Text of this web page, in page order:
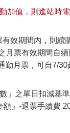
加值，則進站時
效期間內，則續
月票有效期間自續
勤月票，可自7/30
」之單日扣減基
額」-退票手續費